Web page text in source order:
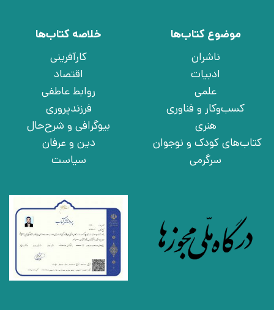
موضوع کتاب‌ها
ناشران
ادبیات
علمی
کسب‌وکار و فناوری
هنری
کتاب‌های کودک و نوجوان
سرگرمی
خلاصه کتاب‌ها
کارآفرینی
اقتصاد
روابط عاطفی
فرزندپروری
بیوگرافی و شرح‌حال
دین و عرفان
سیاست